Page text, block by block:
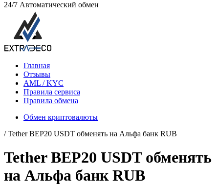
24/7 Автоматический обмен
Главная
Отзывы
AML / KYC
Правила сервиса
Правила обмена
Обмен криптовалюты
/ Tether BEP20 USDT обменять на Альфа банк RUB
Tether BEP20 USDT обменять
на Альфа банк RUB